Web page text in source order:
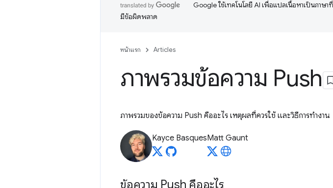
Google ใช้เทคโนโลยี AI เพื่อแปลเนื้อหาเป็นภาษ
มีข้อผิดพลาด
หน้าแรก Articles
ภาพรวมข้อความ Push
ภาพรวมของข้อความ Push คืออะไร เหตุผลที่ควรใช้ และวิธีการทำงาน
Kayce BasquesMatt Gaunt
ข้อความ Push คืออะไร